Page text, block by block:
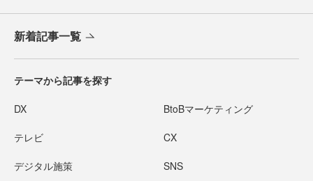
新着記事一覧
テーマから記事を探す
DX BtoBマーケティング
テレビ CX
デジタル施策 SNS